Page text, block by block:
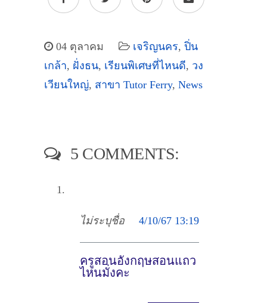
04 ตุลาคม เจริญนคร, ปิ่น
เกล้า, ฝั่งธน, เรียนพิเศษที่ไหนดี, วง
เวียนใหญ่, สาขา Tutor Ferry, News
5 COMMENTS:
ไม่ระบุชื่อ 4/10/67 13:19
ครูสอนอังกฤษสอนแถว
ไหนมั่งคะ